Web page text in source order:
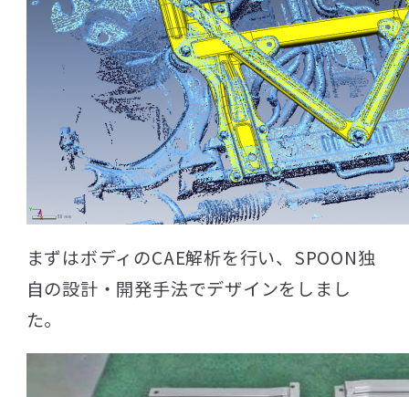
まずはボディのCAE解析を行い、SPOON独
自の設計・開発手法でデザインをしまし
た。